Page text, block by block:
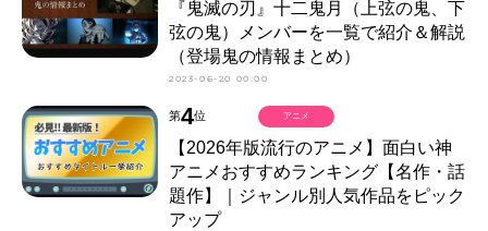
『鬼滅の刃』十二鬼月（上弦の鬼、下
弦の鬼）メンバーを一覧で紹介＆解説
（登場鬼の情報まとめ）
2023-06-20 00:00
第4位
【2026年版流行のアニメ】面白い神
アニメおすすめランキング【名作・話
題作】｜ジャンル別人気作品をピック
アップ
アニメ